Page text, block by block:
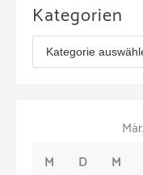
hKategorien
M
D M